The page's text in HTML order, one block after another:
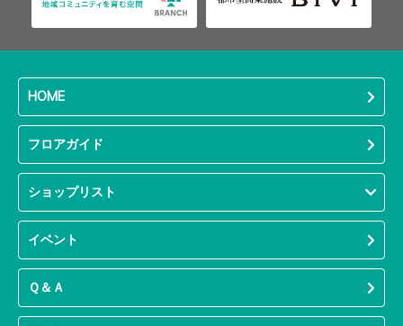
HOME
フロアガイド
ショップリスト
イベント
Ｑ＆Ａ